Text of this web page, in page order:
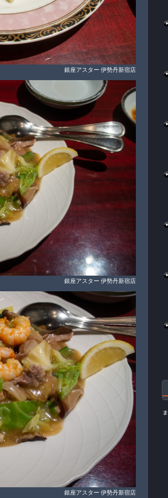
銀座アスター 伊勢丹新宿店
銀座アスター 伊勢丹新宿店
銀座アスター 伊勢丹新宿店